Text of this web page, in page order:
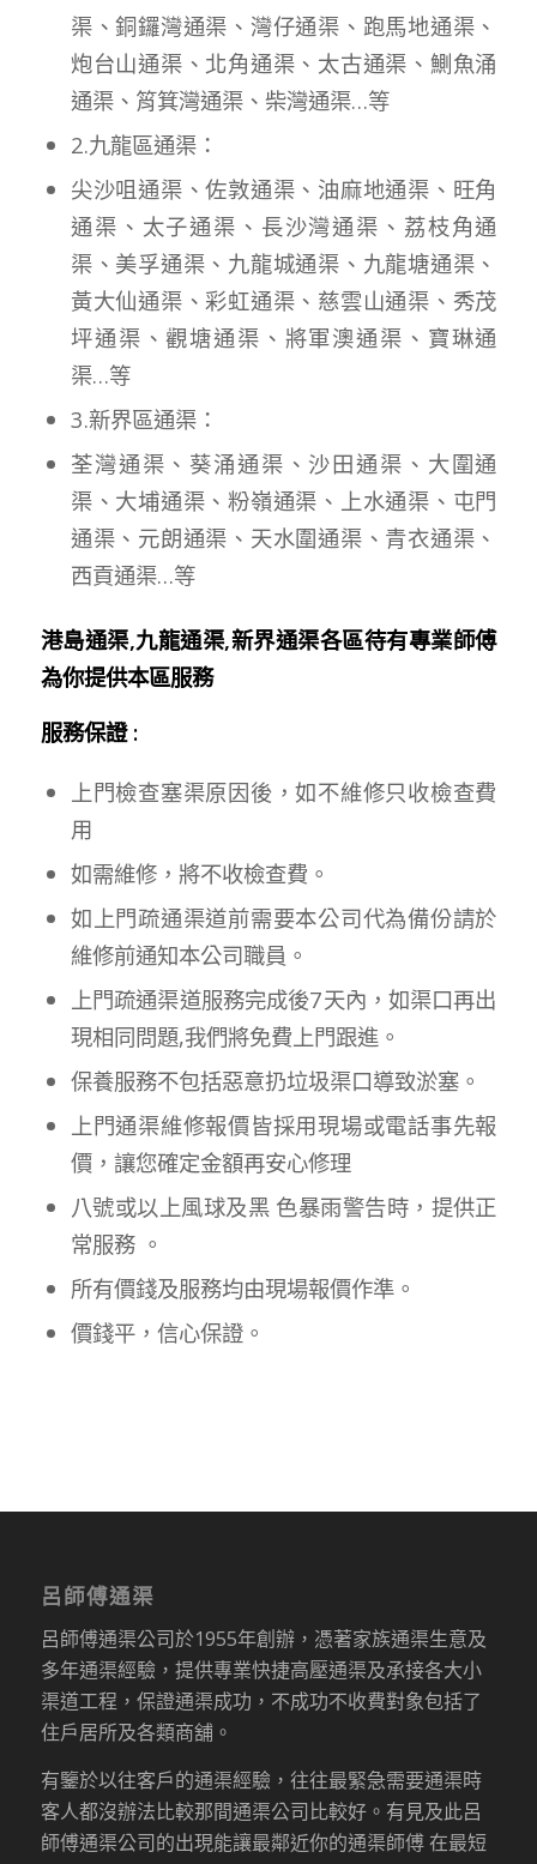
渠、銅鑼灣通渠、灣仔通渠、跑馬地通渠、
炮台山通渠、北角通渠、太古通渠、鰂魚涌
通渠、筲箕灣通渠、柴灣通渠…等
2.九龍區通渠：
尖沙咀通渠、佐敦通渠、油麻地通渠、旺角
通渠、太子通渠、長沙灣通渠、荔枝角通
渠、美孚通渠、九龍城通渠、九龍塘通渠、
黃大仙通渠、彩虹通渠、慈雲山通渠、秀茂
坪通渠、觀塘通渠、將軍澳通渠、寶琳通
渠…等
3.新界區通渠：
荃灣通渠、葵涌通渠、沙田通渠、大圍通
渠、大埔通渠、粉嶺通渠、上水通渠、屯門
通渠、元朗通渠、天水圍通渠、青衣通渠、
西貢通渠…等
港島通渠,九龍通渠,新界通渠各區待有專業師傅
為你提供本區服務
服務保證 :
上門檢查塞渠原因後，如不維修只收檢查費
用
如需維修，將不收檢查費。
如上門疏通渠道前需要本公司代為備份請於
維修前通知本公司職員。
上門疏通渠道服務完成後7天內，如渠口再出
現相同問題,我們將免費上門跟進。
保養服務不包括惡意扔垃圾渠口導致淤塞。
上門通渠維修報價皆採用現場或電話事先報
價，讓您確定金額再安心修理
八號或以上風球及黑 色暴雨警告時，提供正
常服務 。
所有價錢及服務均由現場報價作準。
價錢平，信心保證。
呂師傅通渠
呂師傅通渠公司於1955年創辦，憑著家族通渠生意及
多年通渠經驗，提供專業快捷高壓通渠及承接各大小
渠道工程，保證通渠成功，不成功不收費對象包括了
住戶居所及各類商舖。
有鑒於以往客戶的通渠經驗，往往最緊急需要通渠時
客人都沒辦法比較那間通渠公司比較好。有見及此呂
師傅通渠公司的出現能讓最鄰近你的通渠師傅 在最短